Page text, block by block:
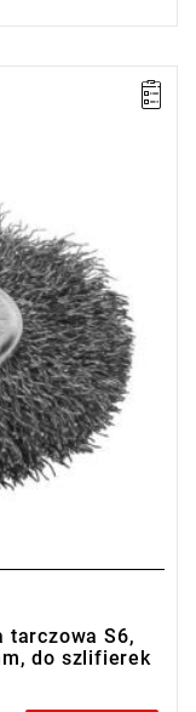
tarczowa S6,
do szlifierek